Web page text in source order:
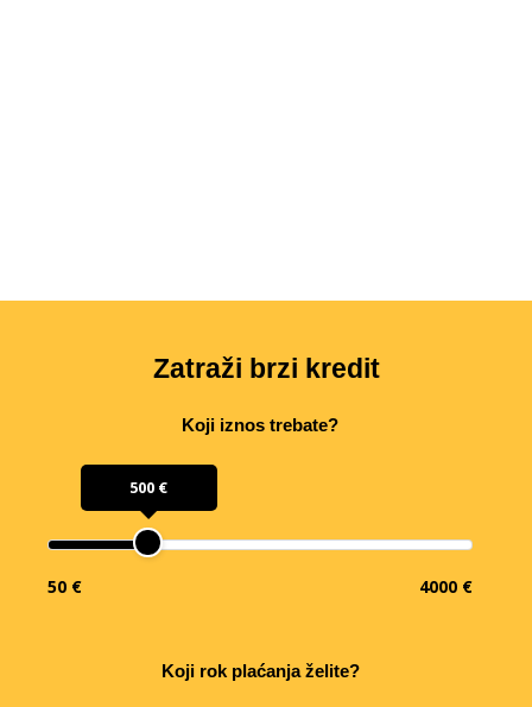
Zatraži brzi kredit
Koji iznos trebate?
500 €
50 € 4000 €
Koji rok plaćanja želite?